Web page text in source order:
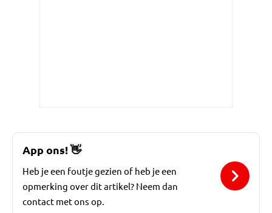
App ons!👋
Heb je een foutje gezien of heb je een
opmerking over dit artikel? Neem dan
contact met ons op.